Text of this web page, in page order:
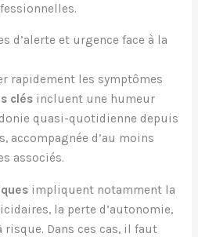
d’alerte et urgence face à la
rapidement les symptômes
clésincluent une humeur
quasi-quotidienne depuis
accompagnée d’au moins
associés.
impliquent notamment la
la perte d’autonomie,
Dans ces cas, il faut